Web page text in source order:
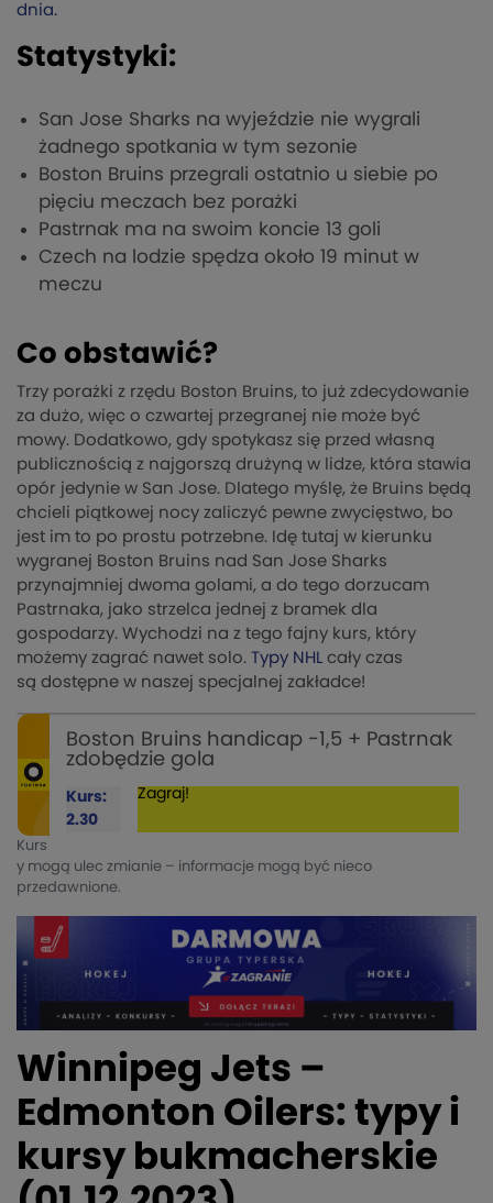
dnia.
Statystyki:
San Jose Sharks na wyjeździe nie wygrali
żadnego spotkania w tym sezonie
Boston Bruins przegrali ostatnio u siebie po
pięciu meczach bez porażki
Pastrnak ma na swoim koncie 13 goli
Czech na lodzie spędza około 19 minut w
meczu
Co obstawić?
Trzy porażki z rzędu Boston Bruins, to już zdecydowanie
za dużo, więc o czwartej przegranej nie może być
mowy. Dodatkowo, gdy spotykasz się przed własną
publicznością z najgorszą drużyną w lidze, która stawia
opór jedynie w San Jose. Dlatego myślę, że Bruins będą
chcieli piątkowej nocy zaliczyć pewne zwycięstwo, bo
jest im to po prostu potrzebne. Idę tutaj w kierunku
wygranej Boston Bruins nad San Jose Sharks
przynajmniej dwoma golami, a do tego dorzucam
Pastrnaka, jako strzelca jednej z bramek dla
gospodarzy. Wychodzi na z tego fajny kurs, który
możemy zagrać nawet solo. Typy NHL cały czas
są dostępne w naszej specjalnej zakładce!
Boston Bruins handicap -1,5 + Pastrnak
zdobędzie gola
Kurs:
2.30
Zagraj!
Kurs
y mogą ulec zmianie – informacje mogą być nieco
przedawnione.
Winnipeg Jets –
Edmonton Oilers: typy i
kursy bukmacherskie